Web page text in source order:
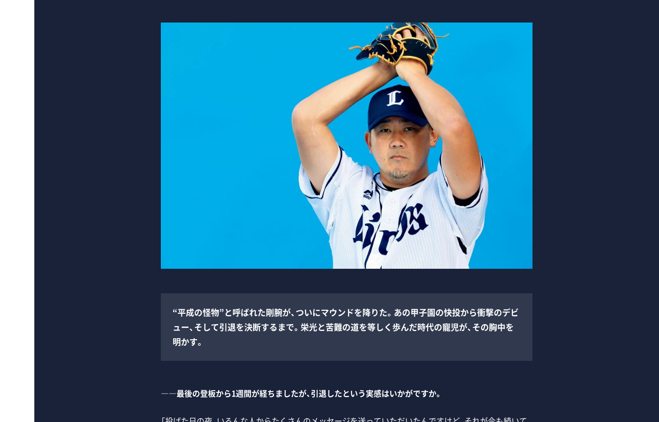
“平成の怪物”と呼ばれた剛腕が、ついにマウンドを降りた。あの甲子園の快投から衝撃のデビ
ュー、そして引退を決断するまで。栄光と苦難の道を等しく歩んだ時代の寵児が、その胸中を
明かす。
――最後の登板から1週間が経ちましたが、引退したという実感はいかがですか。